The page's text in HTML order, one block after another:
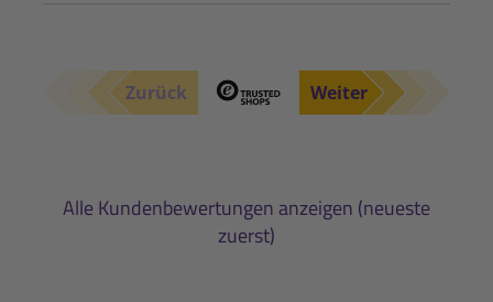
Zurück Weiter
Alle Kundenbewertungen anzeigen (neueste
zuerst)